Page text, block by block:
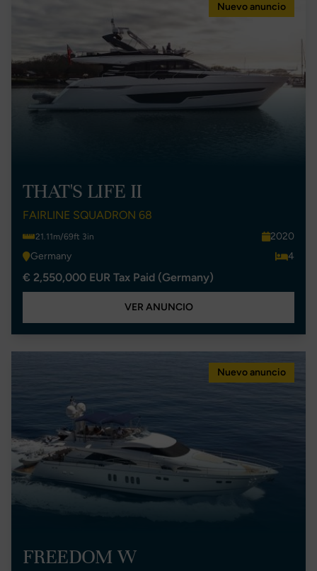
Nuevo anuncio
THAT'S LIFE II
FAIRLINE SQUADRON 68
21.11m/69ft 3in
2020
Germany
4
€ 2,550,000 EUR Tax Paid (Germany)
VER ANUNCIO
Nuevo anuncio
FREEDOM W